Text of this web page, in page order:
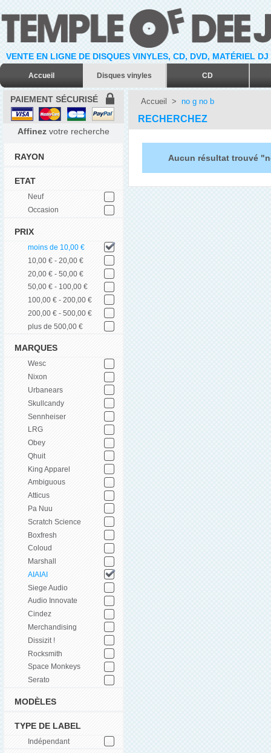
VENTE EN LIGNE DE DISQUES VINYLES, CD, DVD, MATÉRIEL
Accueil Disques vinyles CD
PAIEMENT SÉCURISÉ
Affinez votre recherche
RAYON
ETAT
Neuf
Occasion
PRIX
moins de 10,00 €
10,00 € - 20,00 €
20,00 € - 50,00 €
50,00 € - 100,00 €
100,00 € - 200,00 €
200,00 € - 500,00 €
plus de 500,00 €
MARQUES
Wesc
Nixon
Urbanears
Skullcandy
Sennheiser
LRG
Obey
Qhuit
King Apparel
Ambiguous
Atticus
Pa Nuu
Scratch Science
Boxfresh
Coloud
Marshall
AIAIAI
Siege Audio
Audio Innovate
Cindez
Merchandising
Dissizit !
Rocksmith
Space Monkeys
Serato
MODÈLES
TYPE DE LABEL
Indépendant
Accueil > no g no b
RECHERCHEZ
Aucun résultat trouvé